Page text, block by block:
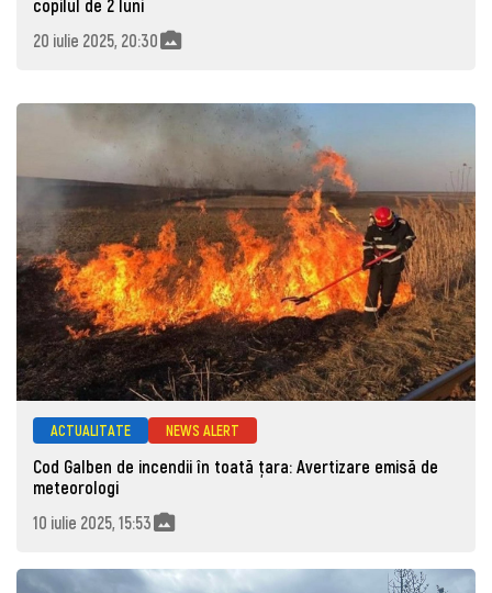
copilul de 2 luni
20 iulie 2025, 20:30
ACTUALITATE NEWS ALERT
Cod Galben de incendii în toată țara: Avertizare emisă de
meteorologi
10 iulie 2025, 15:53